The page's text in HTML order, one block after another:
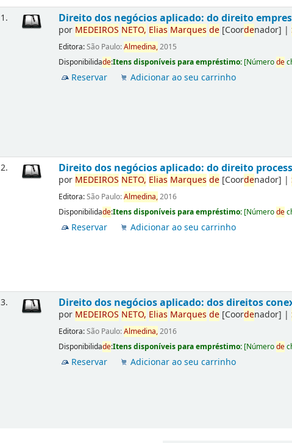
1. Direito dos negócios aplicado: do direito
por MEDEIROS NETO, Elias Marques de [Coordenador] |
Editora:São Paulo:Almedina,2015
Disponibilidade:Itens disponíveis para empréstimo: [Númerode
Reservar Adicionar ao seu carrinho
2. Direito dos negócios aplicado: do direito
por MEDEIROS NETO, Elias Marques de [Coordenador] |
Editora:São Paulo:Almedina,2016
Disponibilidade:Itens disponíveis para empréstimo: [Númerode
Reservar Adicionar ao seu carrinho
3. Direito dos negócios aplicado: dos direitos
por MEDEIROS NETO, Elias Marques de [Coordenador] |
Editora:São Paulo:Almedina,2016
Disponibilidade:Itens disponíveis para empréstimo: [Númerode
Reservar Adicionar ao seu carrinho